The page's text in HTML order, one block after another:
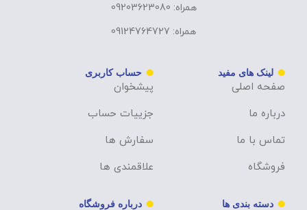
همراه: 09203623080
همراه: 09124764727
لینک های مفید
صفحه اصلی
درباره ما
تماس با ما
فروشگاه
حساب کاربری
پیشخوان
جزییات حساب
سفارش ها
علاقمندی ها
دسته بندی ها درباره فروشگاه